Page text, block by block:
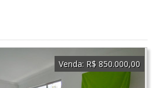
Venda: R$ 850.000,00